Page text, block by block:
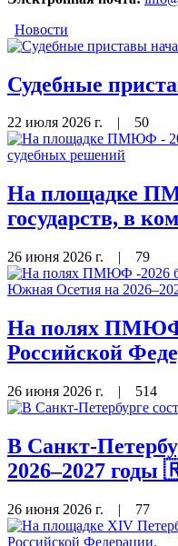
Новости
Судебные
22 июля 2026 г. 50
На площадке
государств, в
26 июня 2026 г. | 79
На полях ПМЮФ -
Российской
26 июня 2026 г. | 514
В Санкт-
2026–2027
26 июня 2026 г. | 77